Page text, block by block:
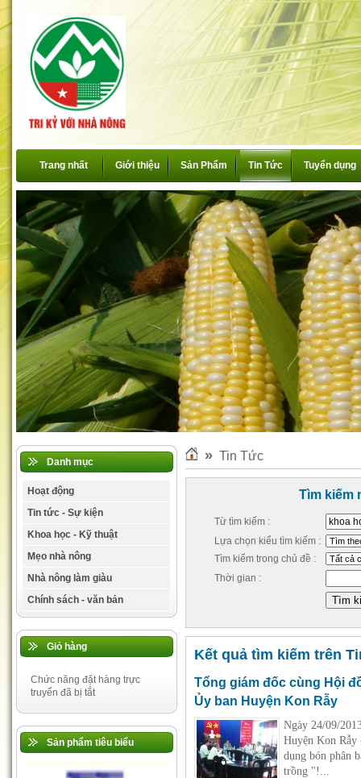
Trang nhất Giới thiệu Sản Phẩm Tin Tức Tuyển dụng
Danh mục
Hoạt động
Tin tức - Sự kiện
Khoa học - Kỹ thuật
Mẹo nhà nông
Nhà nông làm giàu
Chính sách - văn bản
Giỏ hàng
Chức năng đặt hàng trực
truyến đã bị tắt
Sản phẩm tiêu biểu
Đa, trung, vi lượng Việt Mỹ
30-09-2013 11:43:41 AM
» Tin Tức
Tìm kiếm
Từ tìm kiếm :
Lựa chọn kiểu tìm kiếm :
Tìm kiếm trong chủ đề :
Thời gian :
Kết quả tìm kiếm trên
Tổng giám đốc cùng Hội
Ủy ban Huyện Kon Rẫy
Ngày 24/09/
Huyện Kon
dụng bón phân
trồng "!...